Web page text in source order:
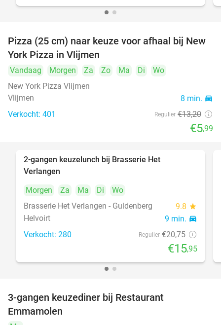
55%
Pizza (25 cm) naar keuze voor afhaal bij New
York Pizza in Vlijmen
Vandaag Morgen Za Zo Ma Di
Wo
New York Pizza Vlijmen
Vlijmen
8 min. directions_car
Verkocht: 401 Regulier €13,20
€5,99
2-gangen keuzelunch bij Brasserie Het
Verlangen
Morgen
Za Ma Di
Wo
Brasserie Het Verlangen - Guldenberg
9.8 star
Helvoirt 9 min. directions_car
Verkocht: 280 Regulier €20,75
€15,95
3-gangen keuzediner bij Restaurant
Emmamolen